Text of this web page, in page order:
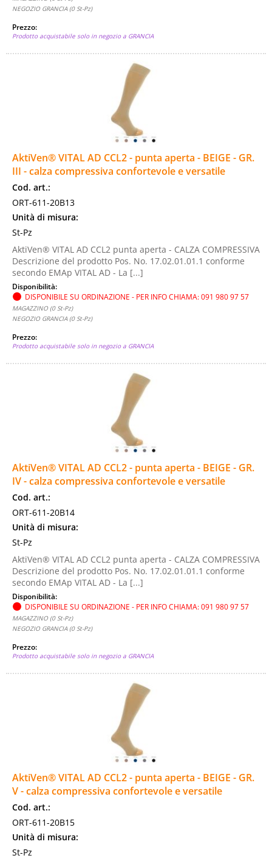
NEGOZIO GRANCIA (0 St-Pz)
Prezzo:
Prodotto acquistabile solo in negozio a GRANCIA
AktiVen® VITAL AD CCL2 - punta aperta - BEIGE - GR.
III - calza compressiva confortevole e versatile
Cod. art.:
ORT-611-20B13
Unità di misura:
St-Pz
AktiVen® VITAL AD CCL2 punta aperta - CALZA COMPRESSIVA
Descrizione del prodotto Pos. No. 17.02.01.01.1 conforme
secondo EMAp VITAL AD - La [...]
Disponibilità:
DISPONIBILE SU ORDINAZIONE - PER INFO CHIAMA: 091 980 97 57
MAGAZZINO (0 St-Pz)
NEGOZIO GRANCIA (0 St-Pz)
Prezzo:
Prodotto acquistabile solo in negozio a GRANCIA
AktiVen® VITAL AD CCL2 - punta aperta - BEIGE - GR.
IV - calza compressiva confortevole e versatile
Cod. art.:
ORT-611-20B14
Unità di misura:
St-Pz
AktiVen® VITAL AD CCL2 punta aperta - CALZA COMPRESSIVA
Descrizione del prodotto Pos. No. 17.02.01.01.1 conforme
secondo EMAp VITAL AD - La [...]
Disponibilità:
DISPONIBILE SU ORDINAZIONE - PER INFO CHIAMA: 091 980 97 57
MAGAZZINO (0 St-Pz)
NEGOZIO GRANCIA (0 St-Pz)
Prezzo:
Prodotto acquistabile solo in negozio a GRANCIA
AktiVen® VITAL AD CCL2 - punta aperta - BEIGE - GR.
V - calza compressiva confortevole e versatile
Cod. art.:
ORT-611-20B15
Unità di misura:
St-Pz